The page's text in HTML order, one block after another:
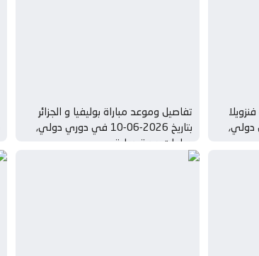
دوري دولي,
تفاصيل وموعد مباراة بوليفيا و الجزائر
بتاريخ 2026-06-10 في دوري دولي,
مباريات ودية دولية